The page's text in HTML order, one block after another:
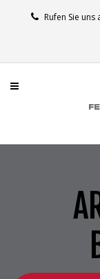
Rufen Sie uns